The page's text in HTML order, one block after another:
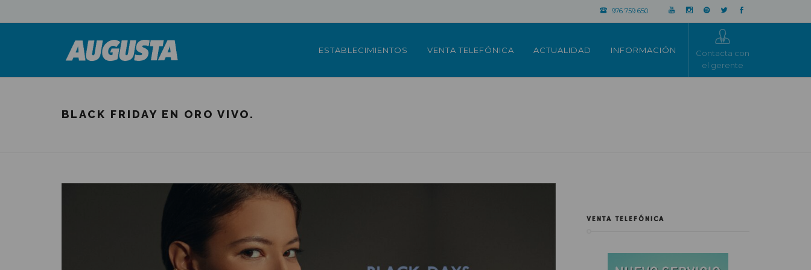
976 759 650
ESTABLECIMIENTOS VENTA TELEFÓNICA ACTUALIDAD INFORMACIÓN
Contacta con
el gerente
BLACK FRIDAY EN ORO VIVO.
VENTA TELEFÓNICA